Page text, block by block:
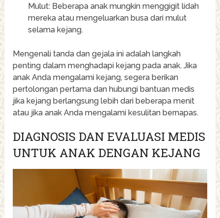
Mulut: Beberapa anak mungkin menggigit lidah
mereka atau mengeluarkan busa dari mulut
selama kejang.
Mengenali tanda dan gejala ini adalah langkah
penting dalam menghadapi kejang pada anak. Jika
anak Anda mengalami kejang, segera berikan
pertolongan pertama dan hubungi bantuan medis
jika kejang berlangsung lebih dari beberapa menit
atau jika anak Anda mengalami kesulitan bernapas.
DIAGNOSIS DAN EVALUASI MEDIS
UNTUK ANAK DENGAN KEJANG